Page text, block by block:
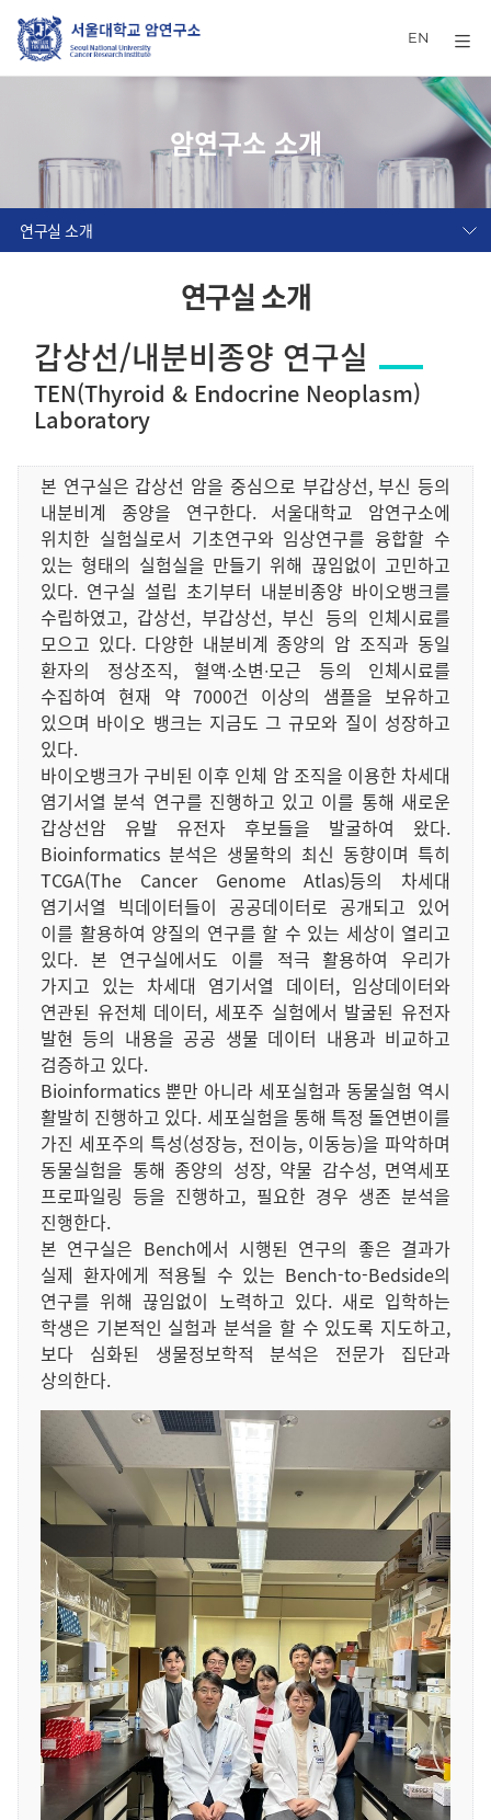
EN
암연구소 소개
연구실 소개
연구실 소개
갑상선/내분비종양 연구실
TEN(Thyroid & Endocrine Neoplasm)
Laboratory
본 연구실은 갑상선 암을 중심으로 부갑상선, 부신 등의
내분비계 종양을 연구한다. 서울대학교 암연구소에
위치한 실험실로서 기초연구와 임상연구를 융합할 수
있는 형태의 실험실을 만들기 위해 끊임없이 고민하고
있다. 연구실 설립 초기부터 내분비종양 바이오뱅크를
수립하였고, 갑상선, 부갑상선, 부신 등의 인체시료를
모으고 있다. 다양한 내분비계 종양의 암 조직과 동일
환자의 정상조직, 혈액∙소변∙모근 등의 인체시료를
수집하여 현재 약 7000건 이상의 샘플을 보유하고
있으며 바이오 뱅크는 지금도 그 규모와 질이 성장하고
있다.
바이오뱅크가 구비된 이후 인체 암 조직을 이용한 차세대
염기서열 분석 연구를 진행하고 있고 이를 통해 새로운
갑상선암 유발 유전자 후보들을 발굴하여 왔다.
Bioinformatics 분석은 생물학의 최신 동향이며 특히
TCGA(The Cancer Genome Atlas)등의 차세대
염기서열 빅데이터들이 공공데이터로 공개되고 있어
이를 활용하여 양질의 연구를 할 수 있는 세상이 열리고
있다. 본 연구실에서도 이를 적극 활용하여 우리가
가지고 있는 차세대 염기서열 데이터, 임상데이터와
연관된 유전체 데이터, 세포주 실험에서 발굴된 유전자
발현 등의 내용을 공공 생물 데이터 내용과 비교하고
검증하고 있다.
Bioinformatics 뿐만 아니라 세포실험과 동물실험 역시
활발히 진행하고 있다. 세포실험을 통해 특정 돌연변이를
가진 세포주의 특성(성장능, 전이능, 이동능)을 파악하며
동물실험을 통해 종양의 성장, 약물 감수성, 면역세포
프로파일링 등을 진행하고, 필요한 경우 생존 분석을
진행한다.
본 연구실은 Bench에서 시행된 연구의 좋은 결과가
실제 환자에게 적용될 수 있는 Bench-to-Bedside의
연구를 위해 끊임없이 노력하고 있다. 새로 입학하는
학생은 기본적인 실험과 분석을 할 수 있도록 지도하고,
보다 심화된 생물정보학적 분석은 전문가 집단과
상의한다.